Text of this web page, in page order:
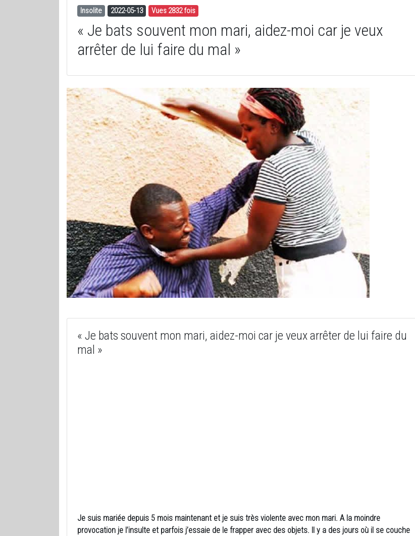
Insolite 2022-05-13 Vues 2832 fois
« Je bats souvent mon mari, aidez-moi car je veux
arrêter de lui faire du mal »
« Je bats souvent mon mari, aidez-moi car je veux arrêter de lui faire du
mal »
Je suis mariée depuis 5 mois maintenant et je suis très violente avec mon mari. A la moindre
provocation je l’insulte et parfois j’essaie de le frapper avec des objets. Il y a des jours où il se couche